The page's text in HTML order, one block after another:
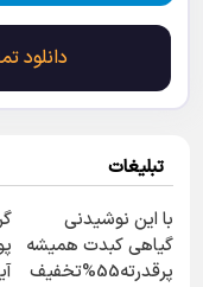
دانلود تمام
تبلیغات
با این نوشیدنی
گیاهی کبدت همیشه
پرقدرته55%تخفیف